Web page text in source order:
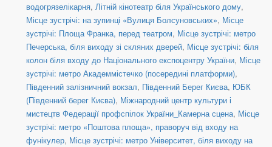
водогрязелікарня, Літній кінотеатр біля Українського дому,
Місце зустрічі: на зупинці «Вулиця Болсуновських», Місце
зустрічі: Площа Франка, перед театром, Місце зустрічі: метро
Печерська, біля виходу зі скляних дверей, Місце зустрічі: біля
колон біля входу до Національного експоцентру України, Місце
зустрічі: метро Академмістечко (посередині платформи),
Південний залізничний вокзал, Південний Берег Києва, ЮБК
(Південний берег Києва), Міжнародний центр культури і
мистецтв Федерації профспілок України_Камерна сцена, Місце
зустрічі: метро «Поштова площа», праворуч від входу на
фунікулер, Місце зустрічі: метро Університет, біля виходу на